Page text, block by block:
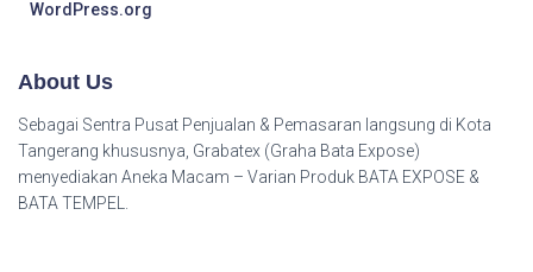
WordPress.org
About Us
Sebagai Sentra Pusat Penjualan & Pemasaran langsung di Kota
Tangerang khususnya, Grabatex (Graha Bata Expose)
menyediakan Aneka Macam – Varian Produk BATA EXPOSE &
BATA TEMPEL.